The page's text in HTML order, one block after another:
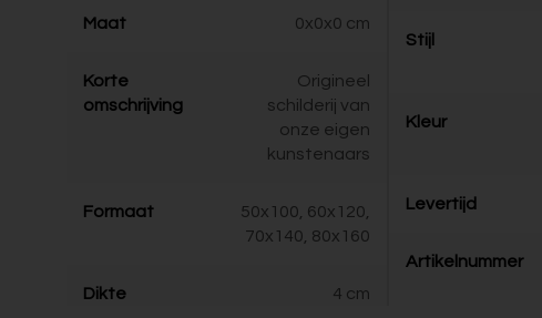
Maat 0x0x0 cm
Korte
omschrijving
Origineel
schilderij van
onze eigen
kunstenaars
Formaat
50x100, 60x120,
70x140, 80x160
Dikte 4 cm
Stijl
Kleur
Levertijd
Artikelnummer